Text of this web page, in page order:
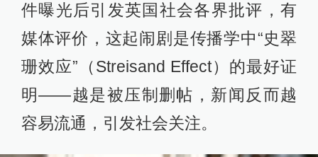
件曝光后引发英国社会各界批评，有
媒体评价，这起闹剧是传播学中“史翠
珊效应”（Streisand Effect）的最好证
明——越是被压制删帖，新闻反而越
容易流通，引发社会关注。